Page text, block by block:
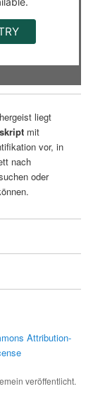
liegt
mit
vor, in
nach
oder
Attribution-
veröffentlicht.